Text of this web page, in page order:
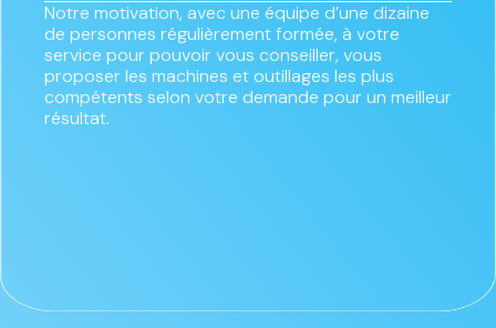
Notre motivation, avec une équipe d’une dizaine
de personnes régulièrement formée, à votre
service pour pouvoir vous conseiller, vous
proposer les machines et outillages les plus
compétents selon votre demande pour un meilleur
résultat.